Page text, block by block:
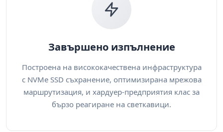
Завършено изпълнение
Построена на висококачествена инфраструктура
с NVMe SSD съхранение, оптимизирана мрежова
маршрутизация, и хардуер-предприятия клас за
бързо реагиране на светкавици.